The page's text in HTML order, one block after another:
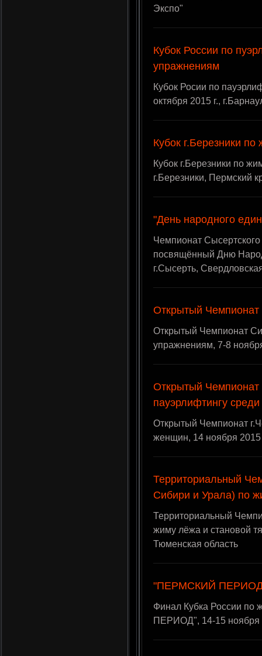
Экспо"
Кубок России по
упражнениям
Кубок Росии по
октября 2015 г.,
Кубок г.Березники
Кубок г.Березники по
г.Березники, Пермский
"День народного
Чемпионат Сысертского
посвящённый Дню
г.Сысерть,
Открытый
Открытый Чемпионат
упражнениям, 7-8
Открытый Чемпионат
пауэрлифтингу
Открытый Чемпионат
женщин, 14 ноября 2015
Территориальный
Сибири и Урала) по
Территориальный
жиму лёжа и становой
Тюменская область
"ПЕРМСКИЙ
Финал Кубка России
ПЕРИОД", 14-15 ноября